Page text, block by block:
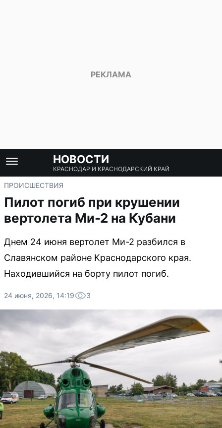
НОВОСТИ
КРАСНОДАР И КРАСНОДАРСКИЙ КРАЙ
ПРОИСШЕСТВИЯ
Пилот погиб при крушении
вертолета Ми-2 на Кубани
Днем 24 июня вертолет Ми-2 разбился в
Славянском районе Краснодарского края.
Находившийся на борту пилот погиб.
24 июня, 2026, 14:19 3